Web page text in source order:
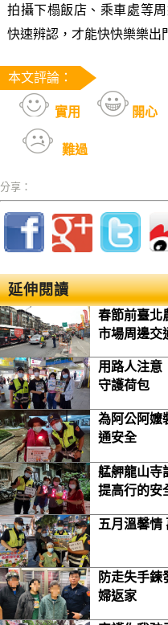
拍攝下榻飯店、乘車處等
快速辨認，才能快快樂樂出
本文評論：
實用 開心
難過
分享：
延伸閱讀
春節前臺北
市場周邊交
用路人注意
守護荷包
為阿公阿嬤
通安全
艋舺龍山寺
提高行的安
五月溫馨情
防走失手鍊
婦返家